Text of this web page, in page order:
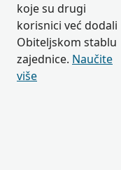
koje su drugi
korisnici već dodali
Obiteljskom stablu
zajednice. Naučite
više